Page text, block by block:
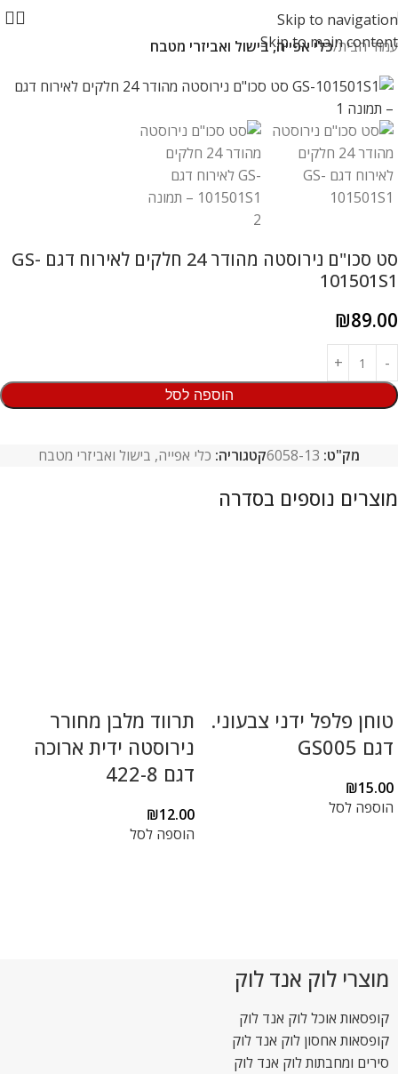
Skip to navigation
Skip to main content
עמוד הבית כלי אפייה, בישול ואביזרי מטבח
סט סכו"ם נירוסטה מהודר 24 חלקים לאירוח דגם GS-
101501S1
₪89.00
הוספה לסל
מק"ט: 6058-13קטגוריה: כלי אפייה, בישול ואביזרי מטבח
טוחן פלפל ידני צבעוני.
דגם GS005
₪15.00
הוספה לסל
תרווד מלבן מחורר
נירוסטה ידית ארוכה
דגם 422-8
₪12.00
הוספה לסל
מוצרי לוק אנד לוק
קופסאות אוכל לוק אנד לוק
קופסאות אחסון לוק אנד לוק
סירים ומחבתות לוק אנד לוק